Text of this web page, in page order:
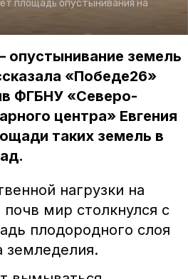
площадь опустынивания на
земель
«Победе26»
ФГБНУ «Северо-
центра» Евгения
таких земель в
нагрузки на
мир столкнулся с
плодородного слоя
земледелия.